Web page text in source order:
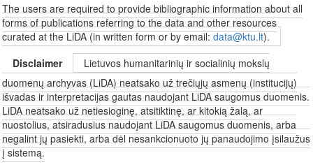
The users are required to provide bibliographic information about all
forms of publications referring to the data and other resources
curated at the LiDA (in written form or by email:data@ktu.lt).
Disclaimer
Lietuvos humanitarinių ir socialinių mokslų
duomenų archyvas (LiDA) neatsako už trečiųjų asmenų (institucijų)
išvadas ir interpretacijas gautas naudojant LiDA saugomus duomenis.
LiDA neatsako už netiesioginę, atsitiktinę, ar kitokią žalą, ar
nuostolius, atsiradusius naudojant LiDA saugomus duomenis, arba
negalint jų pasiekti, arba dėl nesankcionuoto jų panaudojimo įsilaužus
į sistemą.